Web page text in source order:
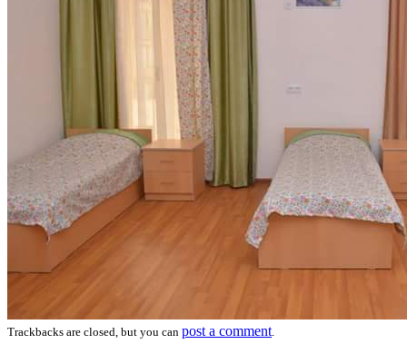
Trackbacks are closed, but you can post a comment.